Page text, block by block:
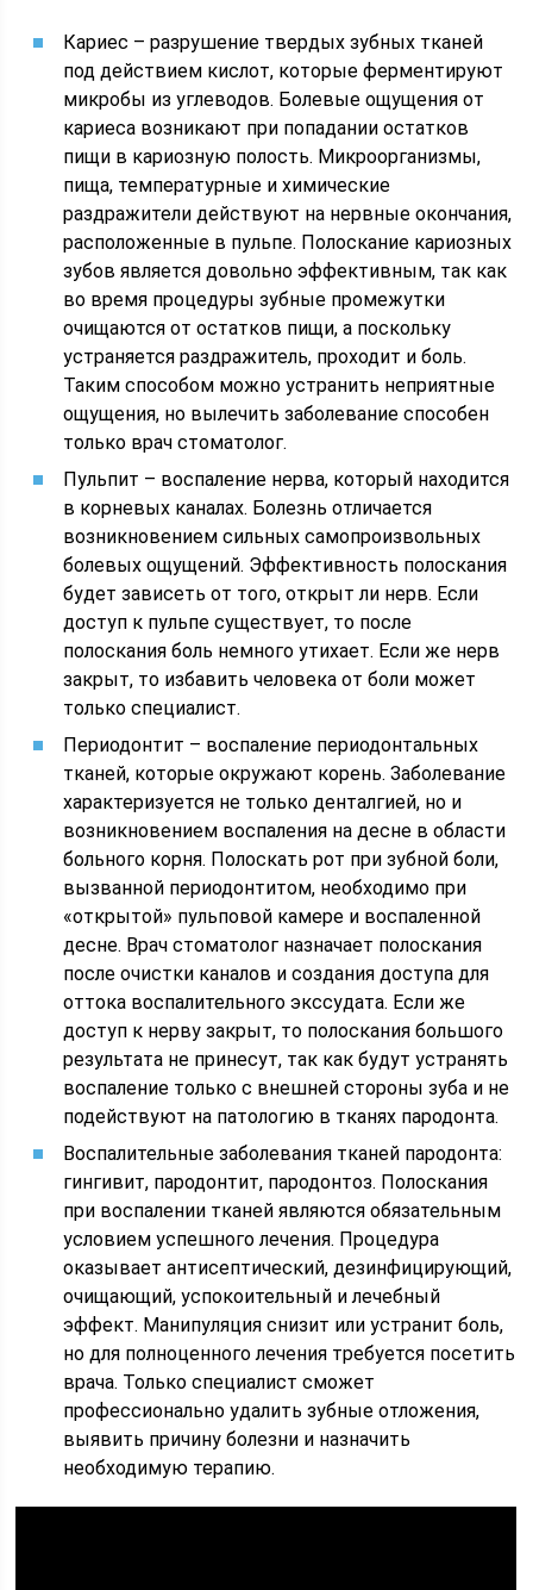
Кариес – разрушение твердых зубных тканей
под действием кислот, которые ферментируют
микробы из углеводов. Болевые ощущения от
кариеса возникают при попадании остатков
пищи в кариозную полость. Микроорганизмы,
пища, температурные и химические
раздражители действуют на нервные окончания,
расположенные в пульпе. Полоскание кариозных
зубов является довольно эффективным, так как
во время процедуры зубные промежутки
очищаются от остатков пищи, а поскольку
устраняется раздражитель, проходит и боль.
Таким способом можно устранить неприятные
ощущения, но вылечить заболевание способен
только врач стоматолог.
Пульпит – воспаление нерва, который находится
в корневых каналах. Болезнь отличается
возникновением сильных самопроизвольных
болевых ощущений. Эффективность полоскания
будет зависеть от того, открыт ли нерв. Если
доступ к пульпе существует, то после
полоскания боль немного утихает. Если же нерв
закрыт, то избавить человека от боли может
только специалист.
Периодонтит – воспаление периодонтальных
тканей, которые окружают корень. Заболевание
характеризуется не только денталгией, но и
возникновением воспаления на десне в области
больного корня. Полоскать рот при зубной боли,
вызванной периодонтитом, необходимо при
«открытой» пульповой камере и воспаленной
десне. Врач стоматолог назначает полоскания
после очистки каналов и создания доступа для
оттока воспалительного экссудата. Если же
доступ к нерву закрыт, то полоскания большого
результата не принесут, так как будут устранять
воспаление только с внешней стороны зуба и не
подействуют на патологию в тканях пародонта.
Воспалительные заболевания тканей пародонта:
гингивит, пародонтит, пародонтоз. Полоскания
при воспалении тканей являются обязательным
условием успешного лечения. Процедура
оказывает антисептический, дезинфицирующий,
очищающий, успокоительный и лечебный
эффект. Манипуляция снизит или устранит боль,
но для полноценного лечения требуется посетить
врача. Только специалист сможет
профессионально удалить зубные отложения,
выявить причину болезни и назначить
необходимую терапию.